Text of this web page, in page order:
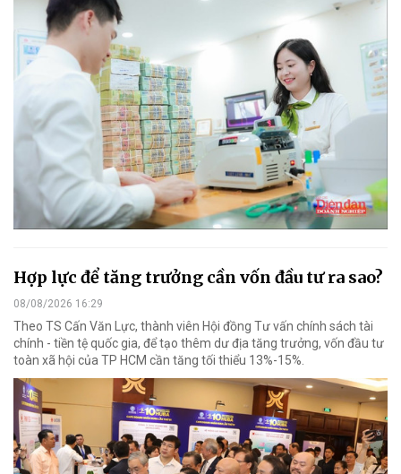
Hợp lực để tăng trưởng cần vốn đầu tư ra sao?
08/08/2026 16:29
Theo TS Cấn Văn Lực, thành viên Hội đồng Tư vấn chính sách tài
chính - tiền tệ quốc gia, để tạo thêm dư địa tăng trưởng, vốn đầu tư
toàn xã hội của TP HCM cần tăng tối thiểu 13%-15%.